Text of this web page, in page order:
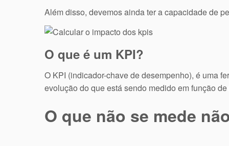
Além disso, devemos ainda ter a capacidade de
O que é um KPI?
O KPI (indicador-chave de desempenho), é uma
evolução do que está sendo medido em função
O que não se mede